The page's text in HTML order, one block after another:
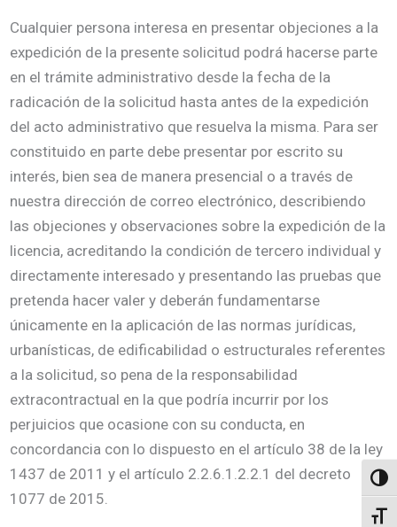
Cualquier persona interesa en presentar objeciones a la
expedición de la presente solicitud podrá hacerse parte
en el trámite administrativo desde la fecha de la
radicación de la solicitud hasta antes de la expedición
del acto administrativo que resuelva la misma. Para ser
constituido en parte debe presentar por escrito su
interés, bien sea de manera presencial o a través de
nuestra dirección de correo electrónico, describiendo
las objeciones y observaciones sobre la expedición de la
licencia, acreditando la condición de tercero individual y
directamente interesado y presentando las pruebas que
pretenda hacer valer y deberán fundamentarse
únicamente en la aplicación de las normas jurídicas,
urbanísticas, de edificabilidad o estructurales referentes
a la solicitud, so pena de la responsabilidad
extracontractual en la que podría incurrir por los
perjuicios que ocasione con su conducta, en
concordancia con lo dispuesto en el artículo 38 de la ley
1437 de 2011 y el artículo 2.2.6.1.2.2.1 del decreto
1077 de 2015.